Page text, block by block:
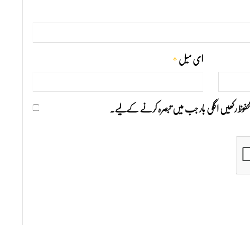
ای میل *
رکھیں اگلی بار جب میں تبصرہ کرنے کےلیے۔